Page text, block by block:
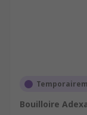
Bouilloire